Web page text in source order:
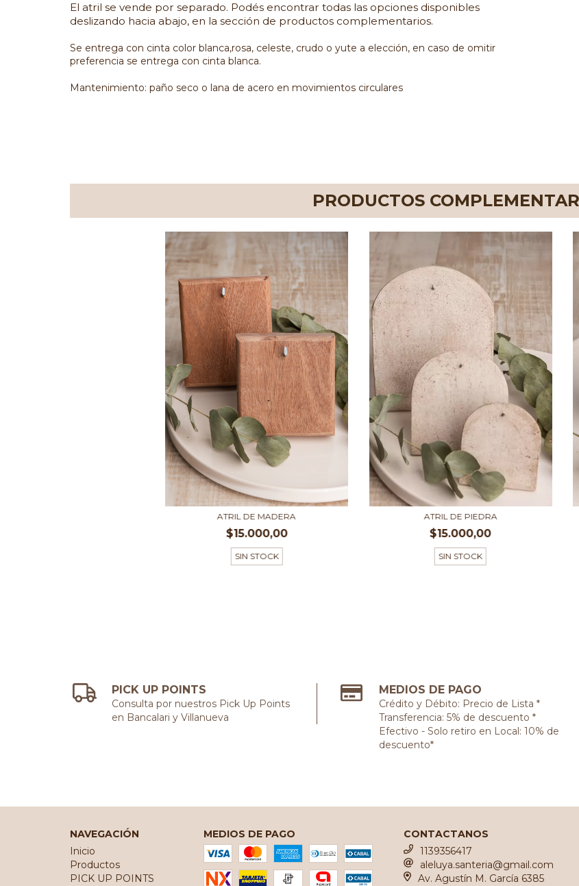
El atril se vende por separado. Podés encontrar todas las opciones disponibles
deslizando hacia abajo, en la sección de productos complementarios.
Se entrega con cinta color blanca,rosa, celeste, crudo o yute a elección, en caso de omitir
preferencia se entrega con cinta blanca.
Mantenimiento: paño seco o lana de acero en movimientos circulares
PRODUCTOS
ATRIL DE MADERA
$15.000,00
SIN STOCK
ATRIL DE PIEDRA
$15.000,00
SIN STOCK
PICK UP POINTS
Consulta por nuestros Pick Up Points
en Bancalari y Villanueva
MEDIOS DE PAGO
Crédito y Débito: Precio de Lista *
Transferencia: 5% de descuento *
Efectivo - Solo retiro en Local: 10% de
descuento*
NAVEGACIÓN
Inicio
Productos
PICK UP POINTS
MEDIOS DE PAGO
CONTACTANOS
1139356417
aleluya.santeria@gmail.com
Av. Agustín M. García 6385